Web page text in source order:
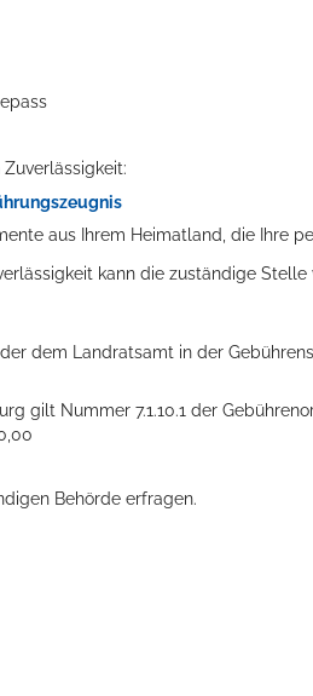
aus Ihrem Heimatland, die Ihre
kann die zuständige
dem Landratsamt in der
gilt Nummer 7.1.10.1 der
Behörde erfragen.